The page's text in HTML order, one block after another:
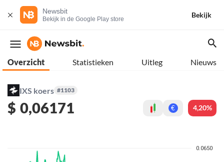
Newsbit
Bekijk in de Google Play store
Bekijk
Overzicht Statistieken Uitleg Nieuws
IXS koers #1103
$ 0,06171 € 4,20%